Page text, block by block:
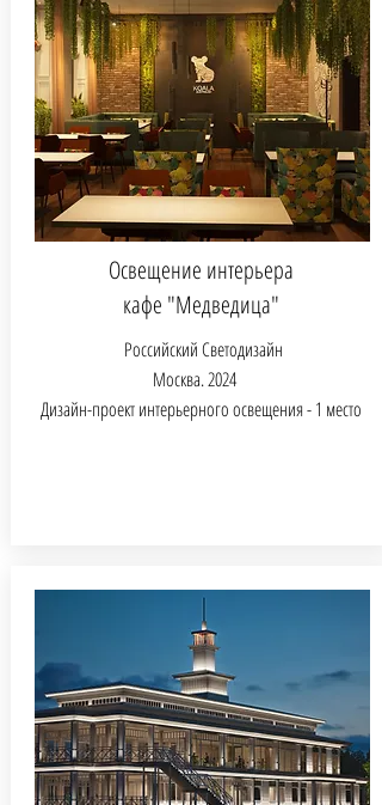
Освещение интерьера
кафе "Медведица"
Российский Светодизайн
Москва.2024
Дизайн-проект интерьерного освещения - 1 место